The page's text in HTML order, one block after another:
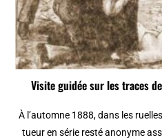
Visite guidée sur les traces
À l’automne 1888, dans les
tueur en série resté anonyme